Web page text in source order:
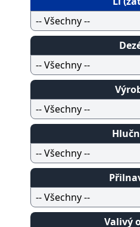
Valivý